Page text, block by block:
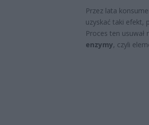
Przez lata
uzyskać taki efekt,
Proces ten
enzymy, czyli